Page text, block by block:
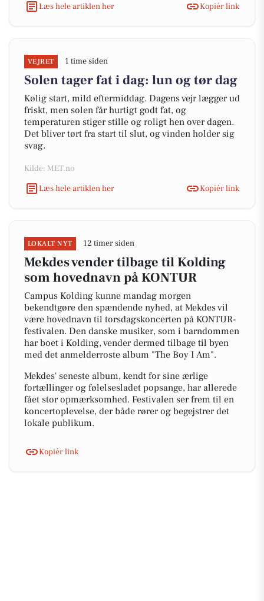
Læs hele artiklen her
Kopiér link
VEJRET 1 time siden
Solen tager fat i dag: lun og tør dag
Kølig start, mild eftermiddag. Dagens vejr lægger ud
friskt, men solen får hurtigt godt fat, og
temperaturen stiger stille og roligt hen over dagen.
Det bliver tørt fra start til slut, og vinden holder sig
svag.
Kilde: MET.no
Læs hele artiklen her
Kopiér link
LOKALT NYT 12 timer siden
Mekdes vender tilbage til Kolding
som hovednavn på KONTUR
Campus Kolding kunne mandag morgen
bekendtgøre den spændende nyhed, at Mekdes vil
være hovednavn til torsdagskoncerten på KONTUR-
festivalen. Den danske musiker, som i barndommen
har boet i Kolding, vender dermed tilbage til byen
med det anmelderroste album "The Boy I Am".
Mekdes' seneste album, kendt for sine ærlige
fortællinger og følelsesladet popsange, har allerede
fået stor opmærksomhed. Festivalen ser frem til en
koncertoplevelse, der både rører og begejstrer det
lokale publikum.
Kopiér link